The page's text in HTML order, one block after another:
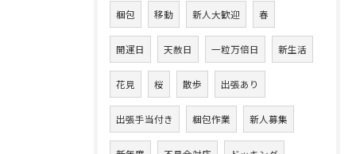
梱包 移動 新人大歓迎 春
開運日 天赦日 一粒万倍日 新生活
花見 桜 散歩 出張あり
出張手当付き 梱包作業 新人募集